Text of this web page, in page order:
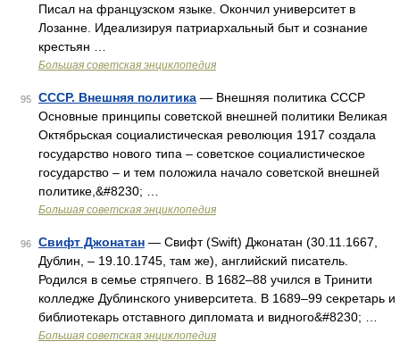
Писал на французском языке. Окончил университет в
Лозанне. Идеализируя патриархальный быт и сознание
крестьян …
Большая советская энциклопедия
95 СССР. Внешняя политика — Внешняя политика СССР
Основные принципы советской внешней политики Великая
Октябрьская социалистическая революция 1917 создала
государство нового типа ‒ советское социалистическое
государство ‒ и тем положила начало советской внешней
политике,&#8230; …
Большая советская энциклопедия
96 Свифт Джонатан — Свифт (Swift) Джонатан (30.11.1667,
Дублин, ‒ 19.10.1745, там же), английский писатель.
Родился в семье стряпчего. В 1682‒88 учился в Тринити
колледже Дублинского университета. В 1689‒99 секретарь и
библиотекарь отставного дипломата и видного&#8230; …
Большая советская энциклопедия